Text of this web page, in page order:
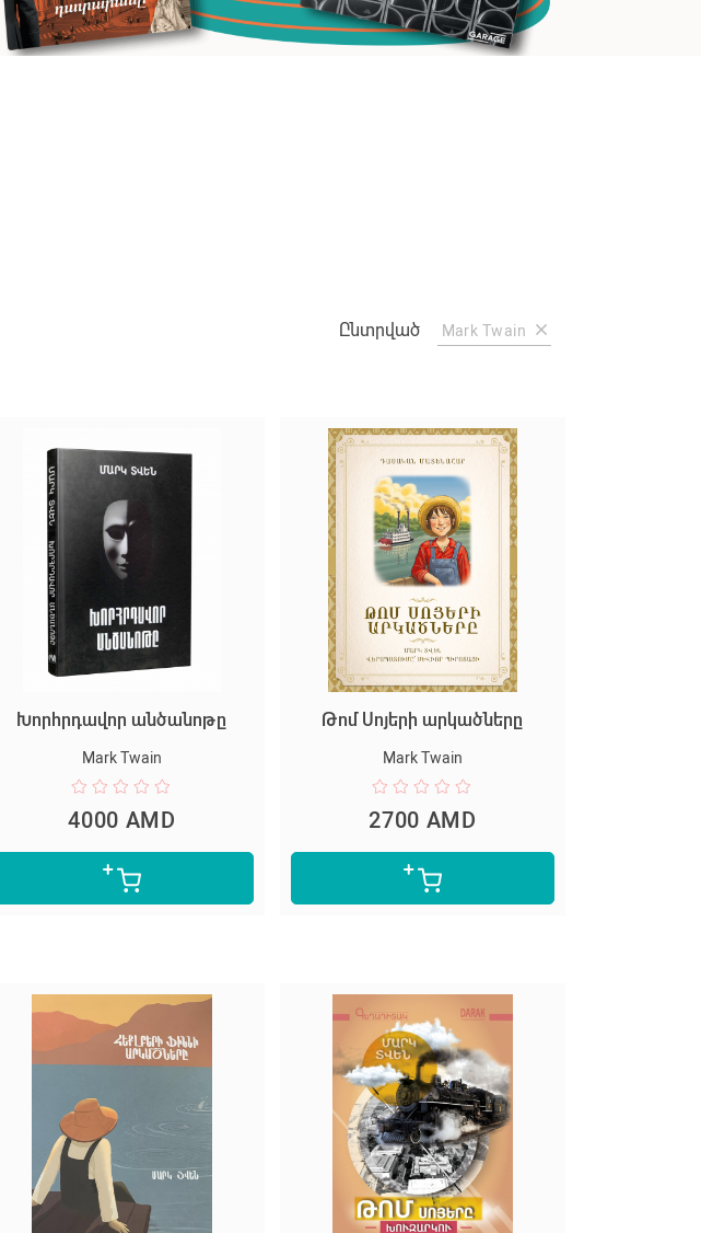
Ընտրված Mark Twain
Խորհրդավոր անծանոթը
Mark Twain
4000 AMD
Թոմ Սոյերի արկածները
Mark Twain
2700 AMD